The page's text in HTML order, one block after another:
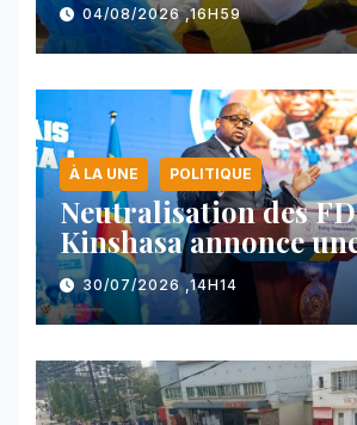
04/08/2026 ,16H59
À LA UNE POLITIQUE
Neutralisation des
Kinshasa annonce
majeure et maintient
face au Rwanda
30/07/2026 ,14H14